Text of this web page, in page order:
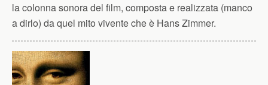
la colonna sonora del film, composta e realizzata (manco
a dirlo) da quel mito vivente che è Hans Zimmer.